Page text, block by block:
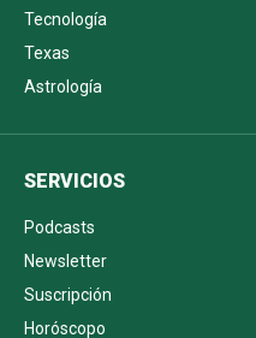
Tecnología
Texas
Astrología
SERVICIOS
Podcasts
Newsletter
Suscripción
Horóscopo